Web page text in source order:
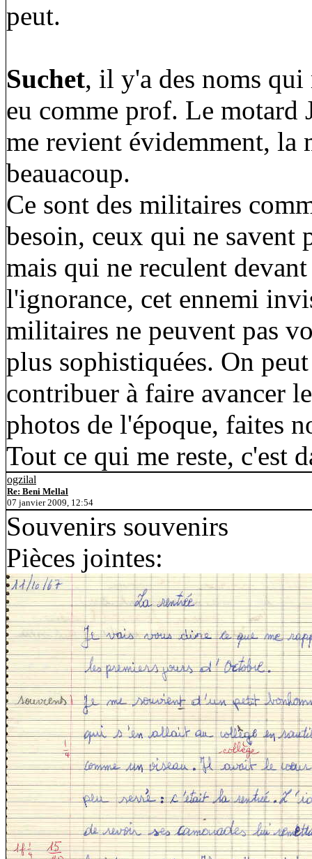
peut.
Suchet, il y'a des noms
eu comme prof. Le motard
me revient évidemment, la
beauacoup.
Ce sont des militaires
besoin, ceux qui ne savent
mais qui ne reculent
l'ignorance, cet ennemi
militaires ne peuvent pas
plus sophistiquées. On
contribuer à faire avancer
photos de l'époque, faites
Tout ce qui me reste, c'est
ogzilal
Re: Beni Mellal
07 janvier 2009, 12:54
Souvenirs souvenirs
Pièces jointes: